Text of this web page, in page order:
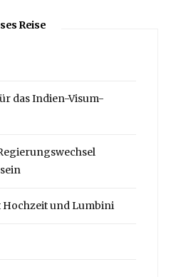
Reise
das Indien-Visum-
Hochzeit und Lumbini